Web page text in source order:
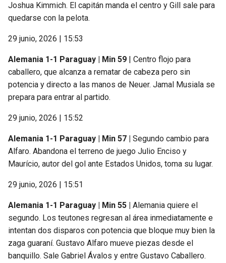
Joshua Kimmich. El capitán manda el centro y Gill sale para
quedarse con la pelota.
29 junio, 2026 | 15:53
Alemania 1-1 Paraguay | Min 59
| Centro flojo para
caballero, que alcanza a rematar de cabeza pero sin
potencia y directo a las manos de Neuer. Jamal Musiala se
prepara para entrar al partido.
29 junio, 2026 | 15:52
Alemania 1-1 Paraguay | Min 57 |
Segundo cambio para
Alfaro. Abandona el terreno de juego Julio Enciso y
Maurício, autor del gol ante Estados Unidos, toma su lugar.
29 junio, 2026 | 15:51
Alemania 1-1 Paraguay | Min 55 |
Alemania quiere el
segundo. Los teutones regresan al área inmediatamente e
intentan dos disparos con potencia que bloque muy bien la
zaga guaraní. Gustavo Alfaro mueve piezas desde el
banquillo. Sale Gabriel Ávalos y entre Gustavo Caballero.